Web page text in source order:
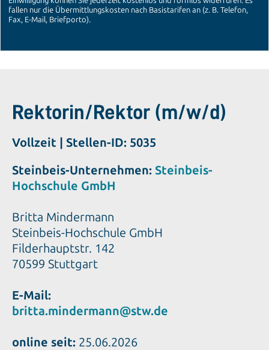
Rektorin/Rektor (m/w/d)
Vollzeit | Stellen-ID: 5035
Steinbeis-Unternehmen: Steinbeis-
Hochschule GmbH
Britta Mindermann
Steinbeis-Hochschule GmbH
Filderhauptstr. 142
70599 Stuttgart
E-Mail:
britta.mindermann@stw.de
online seit: 25.06.2026